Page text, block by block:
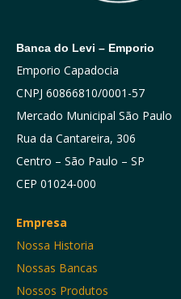
Banca do Levi – Emporio
Emporio Capadocia
CNPJ 60866810/0001-57
Mercado Municipal São Paulo
Rua da Cantareira, 306
Centro – São Paulo – SP
CEP 01024-000
Empresa
Nossa Historia
Nossas Bancas
Nossos Produtos